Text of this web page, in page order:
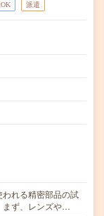
派遣
れる精密部品の試
まず、レンズや…